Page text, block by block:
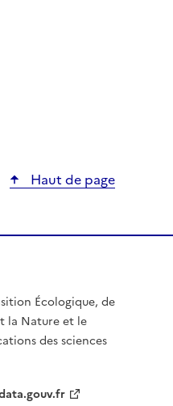
Haut de page
Écologique, de
la Nature et le
des sciences